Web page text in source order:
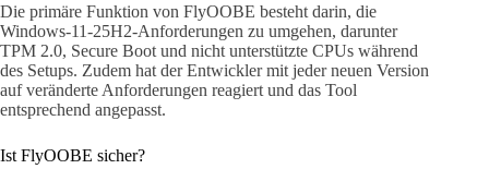
Die primäre Funktion von FlyOOBE besteht darin, die
Windows-11-25H2-Anforderungen zu umgehen, darunter
TPM 2.0, Secure Boot und nicht unterstützte CPUs während
des Setups. Zudem hat der Entwickler mit jeder neuen Version
auf veränderte Anforderungen reagiert und das Tool
entsprechend angepasst.
Ist FlyOOBE sicher?